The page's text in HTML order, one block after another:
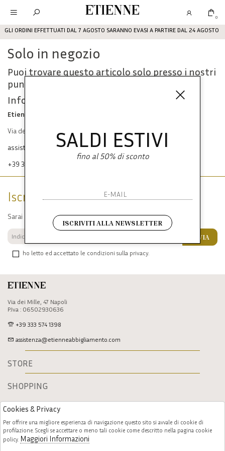
GLI ORDINI EFFETTUATI DAL 7 AGOSTO SARANNO EVASI A PARTIRE DAL 24 AGOSTO
Etienne 0
Solo in negozio
Puoi trovare questo articolo solo presso i nostri
punti vendita:
Info contatti
Etienne srl
Via dei Mille, 47 80121 Napoli
assistenza@etienneabbigliamento.com
+39 333 574 1398
Etienne
Via dei Mille, 47 Napoli
P.Iva : 06502930636
+39 333 574 1398
assistenza@etienneabbigliamento.com
STORE
SHOPPING
Iscriviti alla newsletter
Sarai sempre aggiornato su offerte e promozioni.
ho letto ed accettato le condizioni sulla privacy.
INVIA
SALDI ESTIVI
fino al 50% di sconto
ISCRIVITI ALLA NEWSLETTER
Cookies & Privacy
Per offrire una migliore esperienza di navigazione questo sito si avvale di cookie di
profilazione. Scegli se accettare o meno tali cookie come descritto nella pagina cookie
policy. Maggiori Informazioni